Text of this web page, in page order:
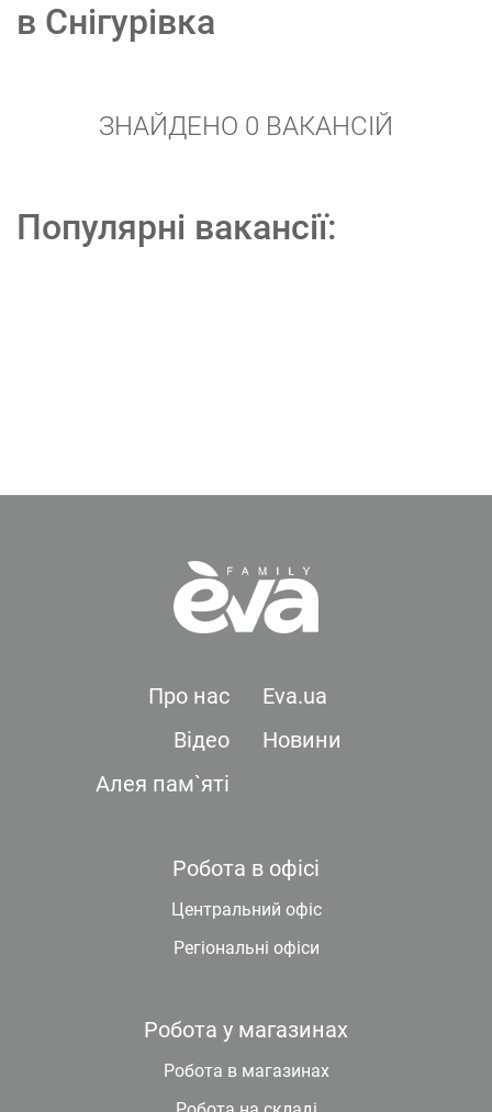
в Снігурівка
ЗНАЙДЕНО 0 ВАКАНСІЙ
Популярні вакансії:
Про нас
Eva.ua
Відео
Новини
Алея пам`яті
Робота в офісі
Центральний офіс
Регіональні офіси
Робота у магазинах
Робота в магазинах